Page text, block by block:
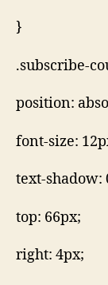
}
.subscribe-
position:
font-size:
text-shadow:
top: 66px;
right: 4px;